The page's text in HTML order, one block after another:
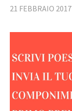
21 FEBBRAIO 2017